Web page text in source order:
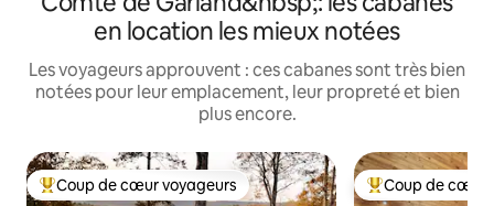
en location les mieux notées
Les voyageurs approuvent : ces cabanes sont très bien
notées pour leur emplacement, leur propreté et bien
plus encore.
Coups de cœur voyageurs les plus appréciés
Coup de cœur voyageurs Coups de cœur
Coup de cœur